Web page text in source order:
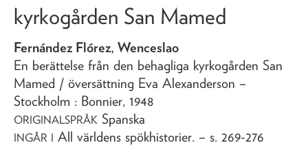
kyrkogården San Mamed
Fernández Flórez, Wenceslao
En berättelse från den behagliga kyrkogården San
Mamed / översättning Eva Alexanderson –
Stockholm : Bonnier, 1948
ORIGINALSPRÅK Spanska
INGÅR I All världens spökhistorier. – s. 269-276